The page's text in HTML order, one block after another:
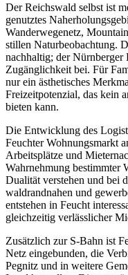
Der Reichswald selbst ist
genutztes
Wanderwegenetz,
stillen Naturbeobachtung.
nachhaltig; der Nürnberger
Zugänglichkeit bei. Für
nur ein ästhetisches
Freizeitpotenzial, das kein
bieten kann.
Die Entwicklung des
Feuchter Wohnungsmarkt
Arbeitsplätze und
Wahrnehmung bestimmter
Dualität verstehen und bei
waldrandnahen und
entstehen in Feucht
gleichzeitig verlässlicher
Zusätzlich zur S-Bahn ist
Netz eingebunden, die
Pegnitz und in weitere